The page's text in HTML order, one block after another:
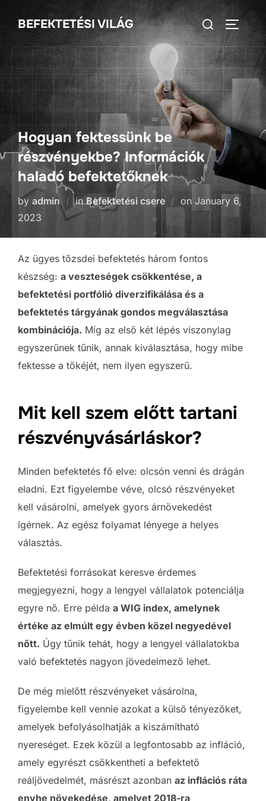
to
content
BEFEKTETÉSI VILÁG
Search
for:
Hogyan fektessünk be
részvényekbe? Információk
haladó befektetőknek
by admin inBefektetési csere on Posted
on
January 6,
2023
Az ügyes tőzsdei befektetés három fontos
készség: a veszteségek csökkentése, a
befektetési portfólió diverzifikálása és a
befektetés tárgyának gondos megválasztása
kombinációja. Míg az első két lépés viszonylag
egyszerűnek tűnik, annak kiválasztása, hogy mibe
fektesse a tőkéjét, nem ilyen egyszerű.
Mit kell szem előtt tartani
részvényvásárláskor?
Minden befektetés fő elve: olcsón venni és drágán
eladni. Ezt figyelembe véve, olcsó részvényeket
kell vásárolni, amelyek gyors árnövekedést
ígérnek. Az egész folyamat lényege a helyes
választás.
Befektetési forrásokat keresve érdemes
megjegyezni, hogy a lengyel vállalatok potenciálja
egyre nő. Erre példa a WIG index, amelynek
értéke az elmúlt egy évben közel negyedével
nőtt. Úgy tűnik tehát, hogy a lengyel vállalatokba
való befektetés nagyon jövedelmező lehet.
De még mielőtt részvényeket vásárolna,
figyelembe kell vennie azokat a külső tényezőket,
amelyek befolyásolhatják a kiszámítható
nyereséget. Ezek közül a legfontosabb az infláció,
amely egyrészt csökkentheti a befektető
reáljövedelmét, másrészt azonban az inflációs ráta
enyhe növekedése, amelyet 2018-ra